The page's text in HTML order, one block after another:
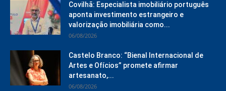
Covilhã: Especialista imobiliário português
aponta investimento estrangeiro e
valorização imobiliária como...
06/08/2026
Castelo Branco: “Bienal Internacional de
Artes e Ofícios” promete afirmar
artesanato,...
06/08/2026